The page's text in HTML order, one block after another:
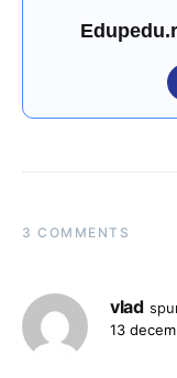
3 COMMENTS
vlad
13